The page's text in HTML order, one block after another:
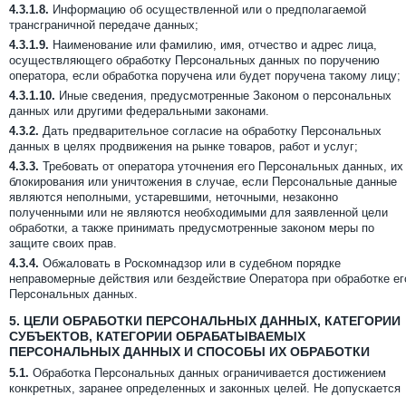
4.3.1.8. Информацию об осуществленной или о предполагаемой
трансграничной передаче данных;
4.3.1.9. Наименование или фамилию, имя, отчество и адрес лица,
осуществляющего обработку Персональных данных по поручению
оператора, если обработка поручена или будет поручена такому лицу;
4.3.1.10. Иные сведения, предусмотренные Законом о персональных
данных или другими федеральными законами.
4.3.2. Дать предварительное согласие на обработку Персональных
данных в целях продвижения на рынке товаров, работ и услуг;
4.3.3. Требовать от оператора уточнения его Персональных данных, их
блокирования или уничтожения в случае, если Персональные данные
являются неполными, устаревшими, неточными, незаконно
полученными или не являются необходимыми для заявленной цели
обработки, а также принимать предусмотренные законом меры по
защите своих прав.
4.3.4. Обжаловать в Роскомнадзор или в судебном порядке
неправомерные действия или бездействие Оператора при обработке
Персональных данных.
5. ЦЕЛИ ОБРАБОТКИ ПЕРСОНАЛЬНЫХ ДАННЫХ, КАТЕГОРИИ
СУБЪЕКТОВ, КАТЕГОРИИ ОБРАБАТЫВАЕМЫХ
ПЕРСОНАЛЬНЫХ ДАННЫХ И СПОСОБЫ ИХ ОБРАБОТКИ
5.1. Обработка Персональных данных ограничивается достижением
конкретных, заранее определенных и законных целей. Не допускается